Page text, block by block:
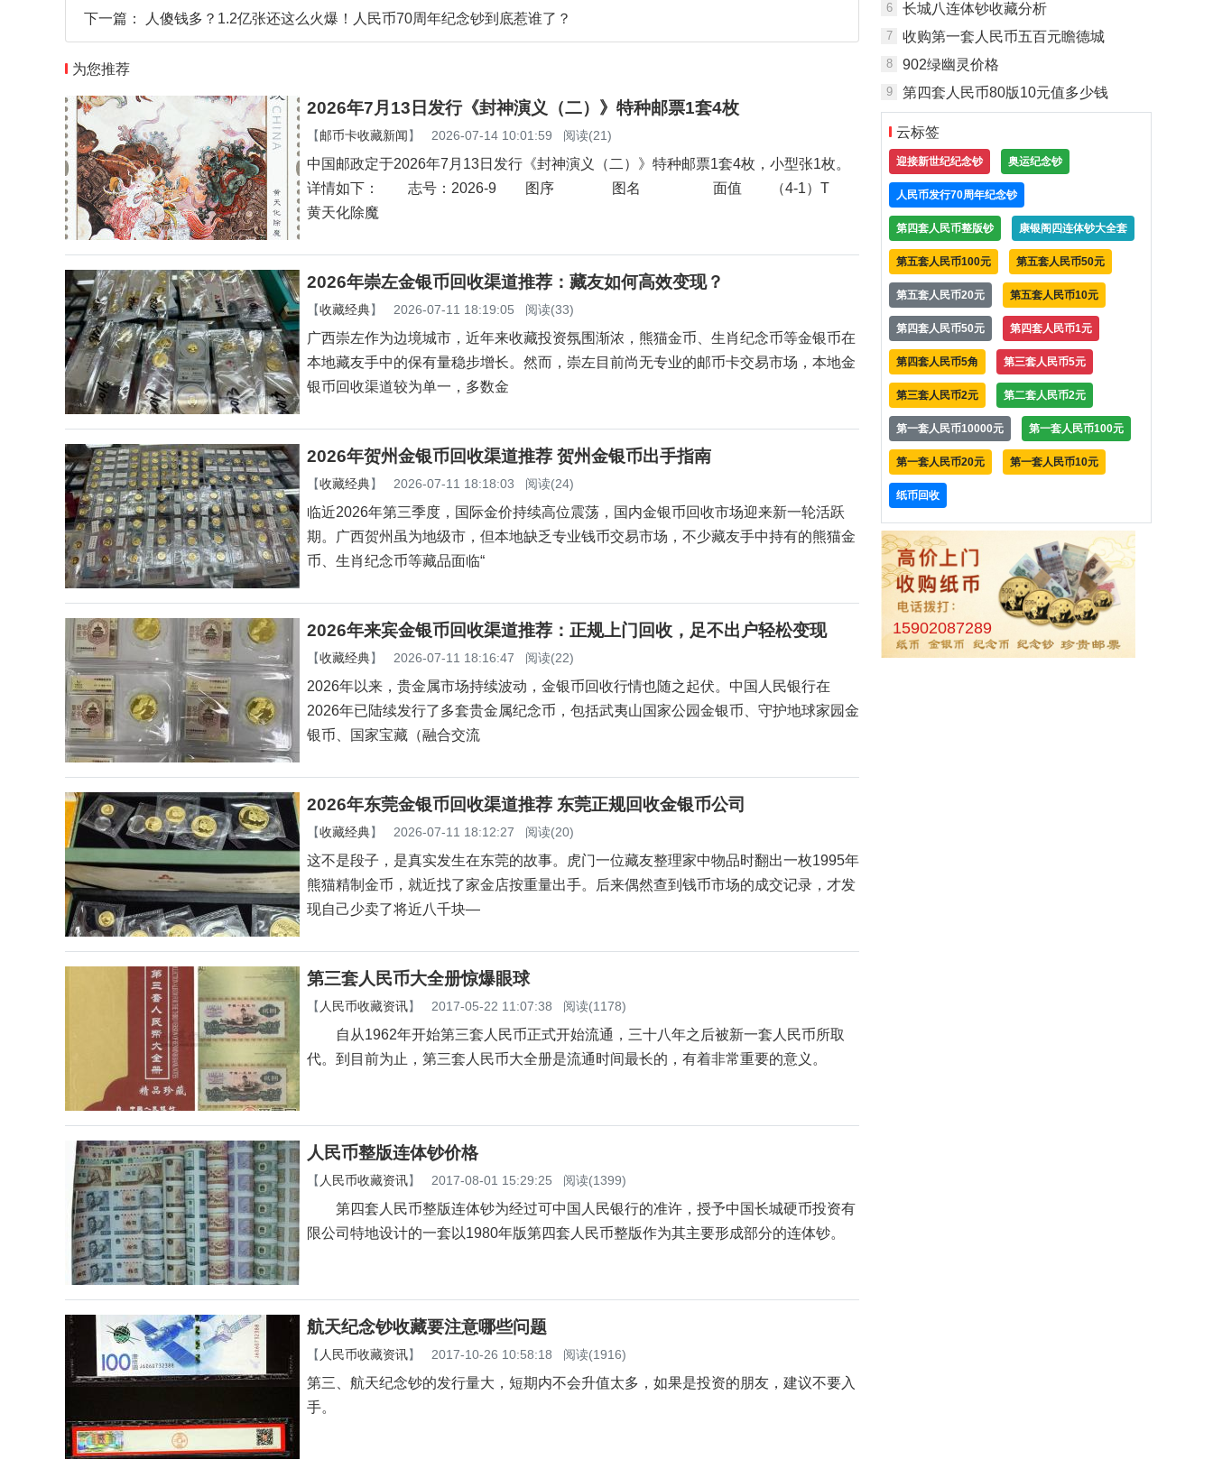
下一篇： 人傻钱多？1.2亿张还这么火爆！人民币70周年纪念钞到底惹谁了？
为您推荐
2026年7月13日发行《封神演义（二）》特种邮票1套4枚
【邮币卡收藏新闻】 2026-07-14 10:01:59 阅读(21)
中国邮政定于2026年7月13日发行《封神演义（二）》特种邮票1套4枚，小型张1枚。
详情如下： 志号：2026-9 图序 图名 面值 （4-1）T
黄天化除魔
2026年崇左金银币回收渠道推荐：藏友如何高效变现？
【收藏经典】 2026-07-11 18:19:05 阅读(33)
广西崇左作为边境城市，近年来收藏投资氛围渐浓，熊猫金币、生肖纪念币等金银币在
本地藏友手中的保有量稳步增长。然而，崇左目前尚无专业的邮币卡交易市场，本地金
银币回收渠道较为单一，多数金
2026年贺州金银币回收渠道推荐 贺州金银币出手指南
【收藏经典】 2026-07-11 18:18:03 阅读(24)
临近2026年第三季度，国际金价持续高位震荡，国内金银币回收市场迎来新一轮活跃
期。广西贺州虽为地级市，但本地缺乏专业钱币交易市场，不少藏友手中持有的熊猫金
币、生肖纪念币等藏品面临“
2026年来宾金银币回收渠道推荐：正规上门回收，足不出户轻松变现
【收藏经典】 2026-07-11 18:16:47 阅读(22)
2026年以来，贵金属市场持续波动，金银币回收行情也随之起伏。中国人民银行在
2026年已陆续发行了多套贵金属纪念币，包括武夷山国家公园金银币、守护地球家园金
银币、国家宝藏（融合交流
2026年东莞金银币回收渠道推荐 东莞正规回收金银币公司
【收藏经典】 2026-07-11 18:12:27 阅读(20)
这不是段子，是真实发生在东莞的故事。虎门一位藏友整理家中物品时翻出一枚1995年
熊猫精制金币，就近找了家金店按重量出手。后来偶然查到钱币市场的成交记录，才发
现自己少卖了将近八千块—
第三套人民币大全册惊爆眼球
【 人民币收藏资讯】 2017-05-22 11:07:38 阅读(1178)
自从1962年开始第三套人民币正式开始流通，三十八年之后被新一套人民币所取
代。到目前为止，第三套人民币大全册是流通时间最长的，有着非常重要的意义。
人民币整版连体钞价格
【 人民币收藏资讯】 2017-08-01 15:29:25 阅读(1399)
第四套人民币整版连体钞为经过可中国人民银行的准许，授予中国长城硬币投资有
限公司特地设计的一套以1980年版第四套人民币整版作为其主要形成部分的连体钞。
航天纪念钞收藏要注意哪些问题
【 人民币收藏资讯】 2017-10-26 10:58:18 阅读(1916)
第三、航天纪念钞的发行量大，短期内不会升值太多，如果是投资的朋友，建议不要入
手。
6 长城八连体钞收藏分析
7 收购第一套人民币五百元瞻德城
8 902绿幽灵价格
9 第四套人民币80版10元值多少钱
云标签
迎接新世纪纪念钞 奥运纪念钞
人民币发行70周年纪念钞
第四套人民币整版钞 康银阁四连体钞大全套
第五套人民币100元 第五套人民币50元
第五套人民币20元 第五套人民币10元
第四套人民币50元 第四套人民币1元
第四套人民币5角 第三套人民币5元
第三套人民币2元 第二套人民币2元
第一套人民币10000元 第一套人民币100元
第一套人民币20元 第一套人民币10元
纸币回收
15902087289